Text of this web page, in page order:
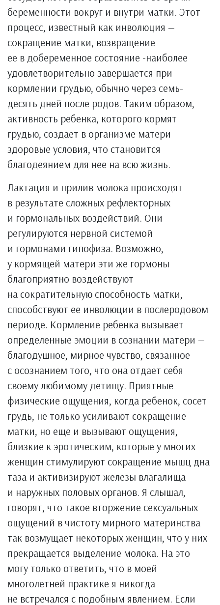
беременности вокруг и внутри матки. Этот
процесс, известный как инволюция —
сокращение матки, возвращение
ее в добеременное состояние -наиболее
удовлетворительно завершается при
кормлении грудью, обычно через семь-
десять дней после родов. Таким образом,
активность ребенка, которого кормят
грудью, создает в организме матери
здоровые условия, что становится
благодеянием для нее на всю жизнь.
Лактация и прилив молока происходят
в результате сложных рефлекторных
и гормональных воздействий. Они
регулируются нервной системой
и гормонами гипофиза. Возможно,
у кормящей матери эти же гормоны
благоприятно воздействуют
на сократительную способность матки,
способствуют ее инволюции в послеродовом
периоде. Кормление ребенка вызывает
определенные эмоции в сознании матери —
благодушное, мирное чувство, связанное
с осознанием того, что она отдает себя
своему любимому детищу. Приятные
физические ощущения, когда ребенок, сосет
грудь, не только усиливают сокращение
матки, но еще и вызывают ощущения,
близкие к эротическим, которые у многих
женщин стимулируют сокращение мышц дна
таза и активизируют железы влагалища
и наружных половых органов. Я слышал,
говорят, что такое вторжение сексуальных
ощущений в чистоту мирного материнства
так возмущает некоторых женщин, что у них
прекращается выделение молока. На это
могу только ответить, что в моей
многолетней практике я никогда
не встречался с подобным явлением. Если